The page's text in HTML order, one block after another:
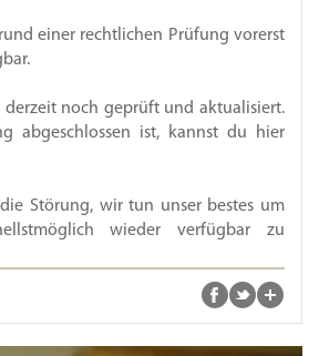
einer rechtlichen Prüfung vorerst
derzeit noch geprüft und aktualisiert.
abgeschlossen ist, kannst du hier
Störung, wir tun unser bestes um
wieder verfügbar zu